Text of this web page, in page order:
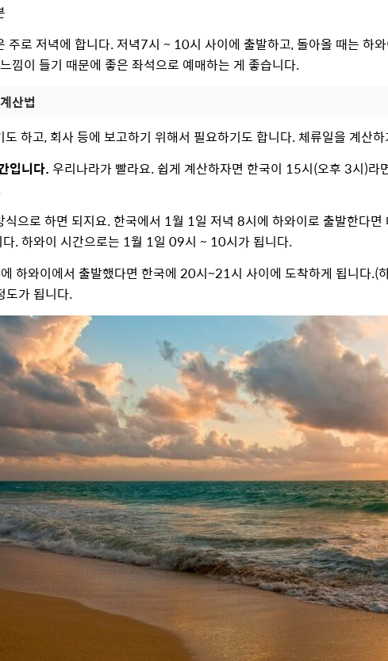
주로 저녁에 합니다. 저녁7시 ~ 10시 사이에 출발하고, 돌아올 때는 하
낌이 들기 때문에 좋은 좌석으로 예매하는 게 좋습니다.
산법
하고, 회사 등에 보고하기 위해서 필요하기도 합니다. 체류일을 계산
입니다.우리나라가 빨라요. 쉽게 계산하자면 한국이 15시(오후 3시)
식으로 하면 되지요. 한국에서 1월 1일 저녁 8시에 하와이로 출발한다
. 하와이 시간으로는 1월 1일 09시 ~ 10시가 됩니다.
하와이에서 출발했다면 한국에 20시~21시 사이에 도착하게 됩니다.(
가 됩니다.